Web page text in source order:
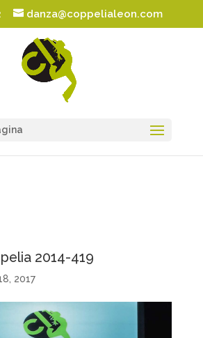
danza@coppelialeon.com
2014-419
2017